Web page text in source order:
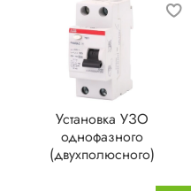
Установка УЗО
однофазного
(двухполюсного)